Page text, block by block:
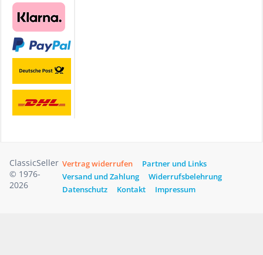
ClassicSeller
© 1976-
2026
Vertrag widerrufen
Partner und Links
Versand und Zahlung
Widerrufsbelehrung
Datenschutz
Kontakt Impressum